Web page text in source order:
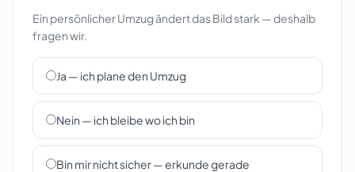
Ein persönlicher Umzug ändert das Bild stark — deshalb
fragen wir.
Ja — ich plane den Umzug
Nein — ich bleibe wo ich bin
Bin mir nicht sicher — erkunde gerade